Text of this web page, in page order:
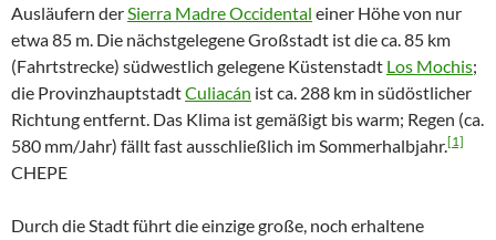
Ausläufern derSierra Madre Occidental einer Höhe von nur
etwa 85 m. Die nächstgelegene Großstadt ist die ca. 85 km
(Fahrtstrecke) südwestlich gelegene Küstenstadt Los Mochis;
die ProvinzhauptstadtCuliacán ist ca. 288 km in südöstlicher
Richtung entfernt. Das Klima ist gemäßigt bis warm; Regen (ca.
580 mm/Jahr) fällt fast ausschließlich im Sommerhalbjahr.[1]
CHEPE
Durch die Stadt führt die einzige große, noch erhaltene